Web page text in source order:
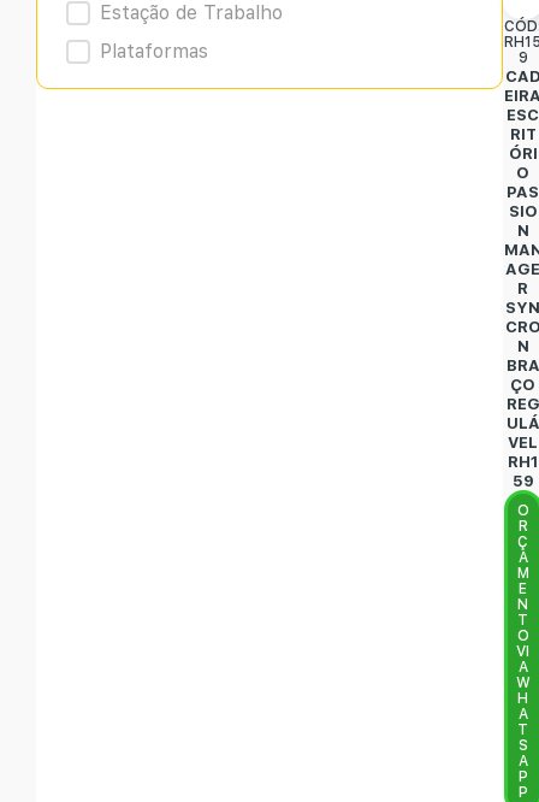
Product Archive
Estação de Trabalho
Plataformas
9
ESC
RIT
ÓRI
O
PAS
SIO
N
R
N
BRA
ÇO
REG
ULÁ
VEL
RH1
59
O
R
Ç
A
M
E
N
T
O
VI
A
W
H
A
T
S
A
P
P